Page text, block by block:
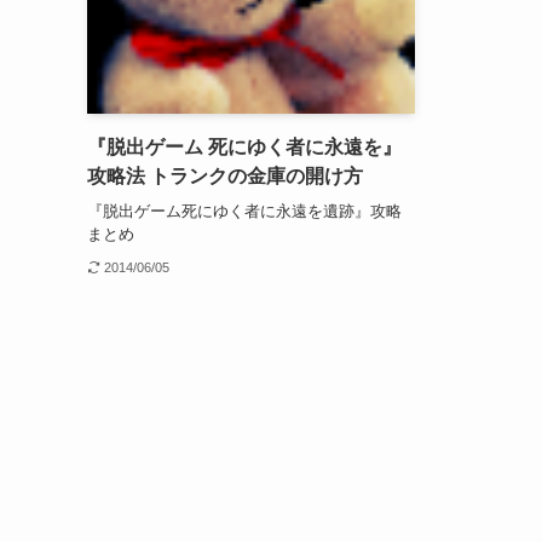
『脱出ゲーム 死にゆく者に永遠を』
攻略法 トランクの金庫の開け方
『脱出ゲーム死にゆく者に永遠を遺跡』攻略
まとめ
2014/06/05